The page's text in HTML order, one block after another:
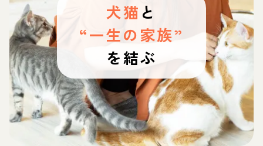
犬猫 と
“一生の家族”
を結ぶ